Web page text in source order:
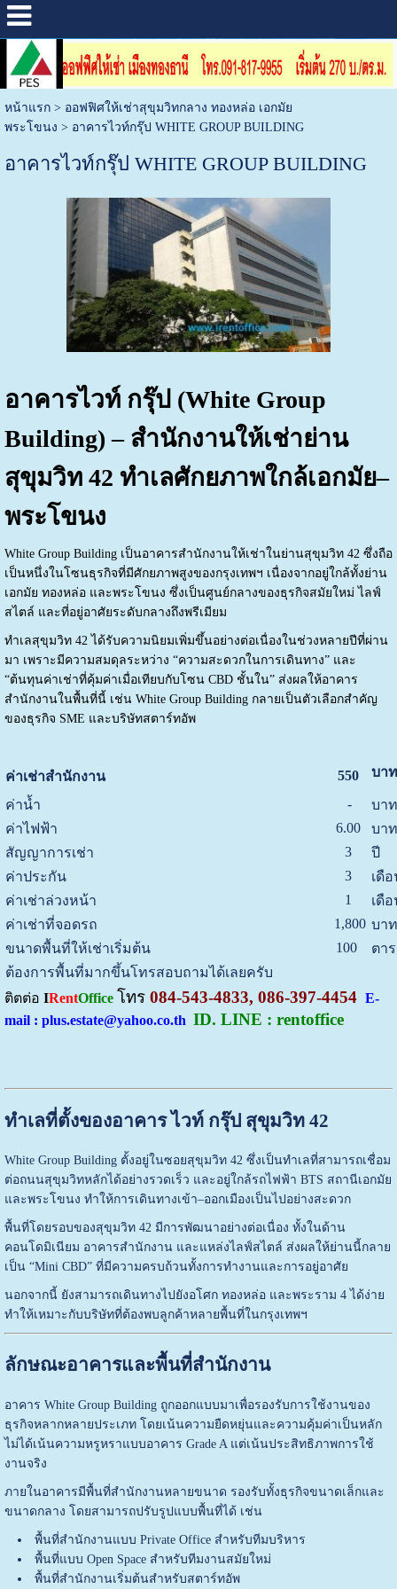
หน้าแรก> ออฟฟิศให้เช่าสุขุมวิทกลาง ทองหล่อ เอกมัย
พระโขนง > อาคารไวท์กรุ๊ป WHITE GROUP BUILDING
อาคารไวท์กรุ๊ป WHITE GROUP BUILDING
อาคารไวท์ กรุ๊ป (White Group
Building) – สำนักงานให้เช่าย่าน
สุขุมวิท 42 ทำเลศักยภาพใกล้เอกมัย–
พระโขนง
White Group Buildingเป็นอาคารสำนักงานให้เช่าในย่านสุขุมวิท 42 ซึ่งถือ
เป็นหนึ่งในโซนธุรกิจที่มีศักยภาพสูงของกรุงเทพฯ เนื่องจากอยู่ใกล้ทั้งย่าน
เอกมัย ทองหล่อ และพระโขนง ซึ่งเป็นศูนย์กลางของธุรกิจสมัยใหม่ ไลฟ์
สไตล์ และที่อยู่อาศัยระดับกลางถึงพรีเมียม
ทำเลสุขุมวิท 42 ได้รับความนิยมเพิ่มขึ้นอย่างต่อเนื่องในช่วงหลายปีที่ผ่าน
มา เพราะมีความสมดุลระหว่าง “ความสะดวกในการเดินทาง” และ
“ต้นทุนค่าเช่าที่คุ้มค่าเมื่อเทียบกับโซน CBD ชั้นใน” ส่งผลให้อาคาร
สำนักงานในพื้นที่นี้ เช่น White Group Building กลายเป็นตัวเลือกสำคัญ
ของธุรกิจ SME และบริษัทสตาร์ทอัพ
ค่าเช่าสำนักงาน 550 บา
ค่าน้ำ -
บา
ค่าไฟฟ้า
6.00
บา
สัญญาการเช่า
3
ปี
ค่าประกัน
3
เดื
ค่าเช่าล่วงหน้า
1
เดื
ค่าเช่าที่จอดรถ
1,800 บา
ขนาดพื้นที่ให้เช่าเริ่มต้น
100
ตา
ต้องการพื้นที่มากขึ้นโทรสอบถามได้เลยครับ
ติตต่อ IRentOffice โทร084-543-4833, 086-397-4454 E-
mail : plus.estate@yahoo.co.th ID. LINE : rentoffice
ทำเลที่ตั้งของอาคาร ไวท์ กรุ๊ป สุขุมวิท 42
White Group Buildingตั้งอยู่ในซอยสุขุมวิท 42 ซึ่งเป็นทำเลที่สามารถเชื่อม
ต่อถนนสุขุมวิทหลักได้อย่างรวดเร็ว และอยู่ใกล้รถไฟฟ้า BTS สถานีเอกมัย
และพระโขนง ทำให้การเดินทางเข้า–ออกเมืองเป็นไปอย่างสะดวก
พื้นที่โดยรอบของสุขุมวิท 42 มีการพัฒนาอย่างต่อเนื่อง ทั้งในด้าน
คอนโดมิเนียม อาคารสำนักงาน และแหล่งไลฟ์สไตล์ ส่งผลให้ย่านนี้กลาย
เป็น “Mini CBD” ที่มีความครบถ้วนทั้งการทำงานและการอยู่อาศัย
นอกจากนี้ ยังสามารถเดินทางไปยังอโศก ทองหล่อ และพระราม 4 ได้ง่าย
ทำให้เหมาะกับบริษัทที่ต้องพบลูกค้าหลายพื้นที่ในกรุงเทพฯ
ลักษณะอาคารและพื้นที่สำนักงาน
อาคาร White Group Building ถูกออกแบบมาเพื่อรองรับการใช้งานของ
ธุรกิจหลากหลายประเภท โดยเน้นความยืดหยุ่นและความคุ้มค่าเป็นหลัก
ไม่ได้เน้นความหรูหราแบบอาคาร Grade A แต่เน้นประสิทธิภาพการใช้
งานจริง
ภายในอาคารมีพื้นที่สำนักงานหลายขนาด รองรับทั้งธุรกิจขนาดเล็กและ
ขนาดกลาง โดยสามารถปรับรูปแบบพื้นที่ได้ เช่น
พื้นที่สำนักงานแบบ Private Office สำหรับทีมบริหาร
พื้นที่แบบ Open Space สำหรับทีมงานสมัยใหม่
พื้นที่สำนักงานเริ่มต้นสำหรับสตาร์ทอัพ